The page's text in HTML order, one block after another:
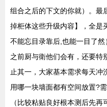
组合之后的下文的你就）。最
掉柜体这些升级内容】，全是
不能忘目录靠后,也能一目了
之前厨与衛他们会有，还要特
止其一，大家基本需求每天
用哪一块墙面都有空间放置?
（比较粘贴良好根本测后先